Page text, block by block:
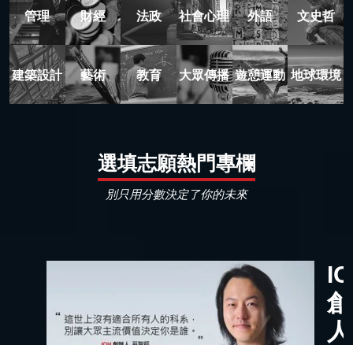
管理 財經 法政 社會心理 外語 文史哲
建築設計 藝術 教育 大眾傳播 遊憩運動 地球環境
選填志願熱門專欄
別只用分數決定了你的未來